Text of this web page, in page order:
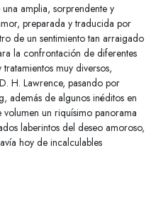
amplia, sorprendente y
preparada y traducida por
de un sentimiento tan arraigado
la confrontación de diferentes
muy diversos,
H. Lawrence, pasando por
además de algunos inéditos en
un riquísimo panorama
laberintos del deseo amoroso,
hoy de incalculables